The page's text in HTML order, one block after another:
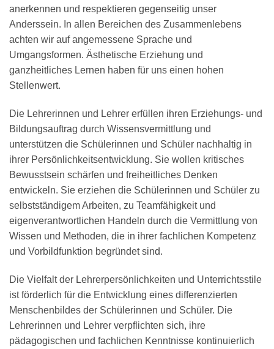
anerkennen und respektieren gegenseitig unser
Anderssein. In allen Bereichen des Zusammenlebens
achten wir auf angemessene Sprache und
Umgangsformen. Ästhetische Erziehung und
ganzheitliches Lernen haben für uns einen hohen
Stellenwert.
Die Lehrerinnen und Lehrer erfüllen ihren Erziehungs- und
Bildungsauftrag durch Wissensvermittlung und
unterstützen die Schülerinnen und Schüler nachhaltig in
ihrer Persönlichkeitsentwicklung. Sie wollen kritisches
Bewusstsein schärfen und freiheitliches Denken
entwickeln. Sie erziehen die Schülerinnen und Schüler zu
selbstständigem Arbeiten, zu Teamfähigkeit und
eigenverantwortlichen Handeln durch die Vermittlung von
Wissen und Methoden, die in ihrer fachlichen Kompetenz
und Vorbildfunktion begründet sind.
Die Vielfalt der Lehrerpersönlichkeiten und Unterrichtsstile
ist förderlich für die Entwicklung eines differenzierten
Menschenbildes der Schülerinnen und Schüler. Die
Lehrerinnen und Lehrer verpflichten sich, ihre
pädagogischen und fachlichen Kenntnisse kontinuierlich